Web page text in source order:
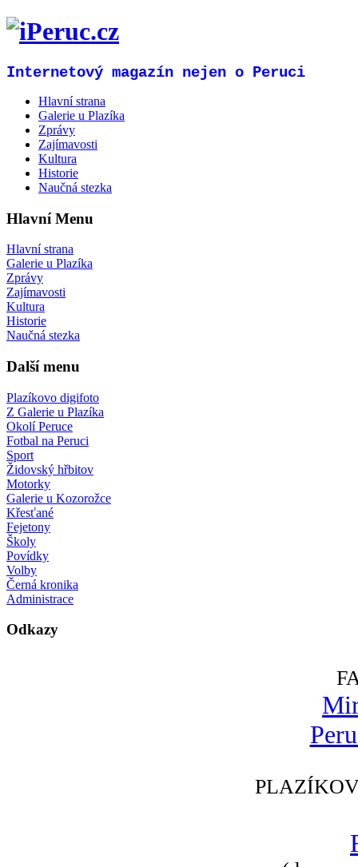
Internetový magazín nejen o Peruci
Hlavní strana
Galerie u Plazíka
Zprávy
Zajímavosti
Kultura
Historie
Naučná stezka
Hlavní Menu
Hlavní strana
Galerie u Plazíka
Zprávy
Zajímavosti
Kultura
Historie
Naučná stezka
Další menu
Plazíkovo digifoto
Z Galerie u Plazíka
Okolí Peruce
Fotbal na Peruci
Sport
Židovský hřbitov
Motorky
Galerie u Kozorožce
Křesťané
Fejetony
Školy
Povídky
Volby
Černá kronika
Administrace
Odkazy